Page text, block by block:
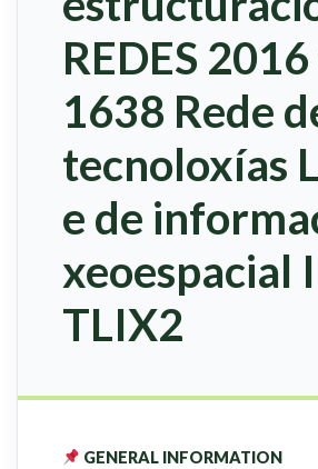
REDES
1638 Rede
tecnoloxías
e de
xeoespacial
TLIX2
GENERAL INFORMATION